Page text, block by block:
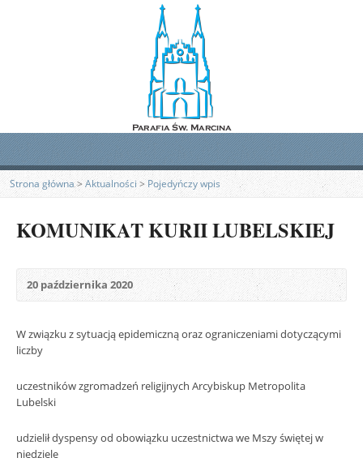
Strona główna> Aktualności > Pojedyńczy wpis
KOMUNIKAT KURII LUBELSKIEJ
20 października 2020
W związku z sytuacją epidemiczną oraz ograniczeniami dotyczącymi
liczby
uczestników zgromadzeń religijnych Arcybiskup Metropolita
Lubelski
udzielił dyspensy od obowiązku uczestnictwa we Mszy świętej w
niedziele